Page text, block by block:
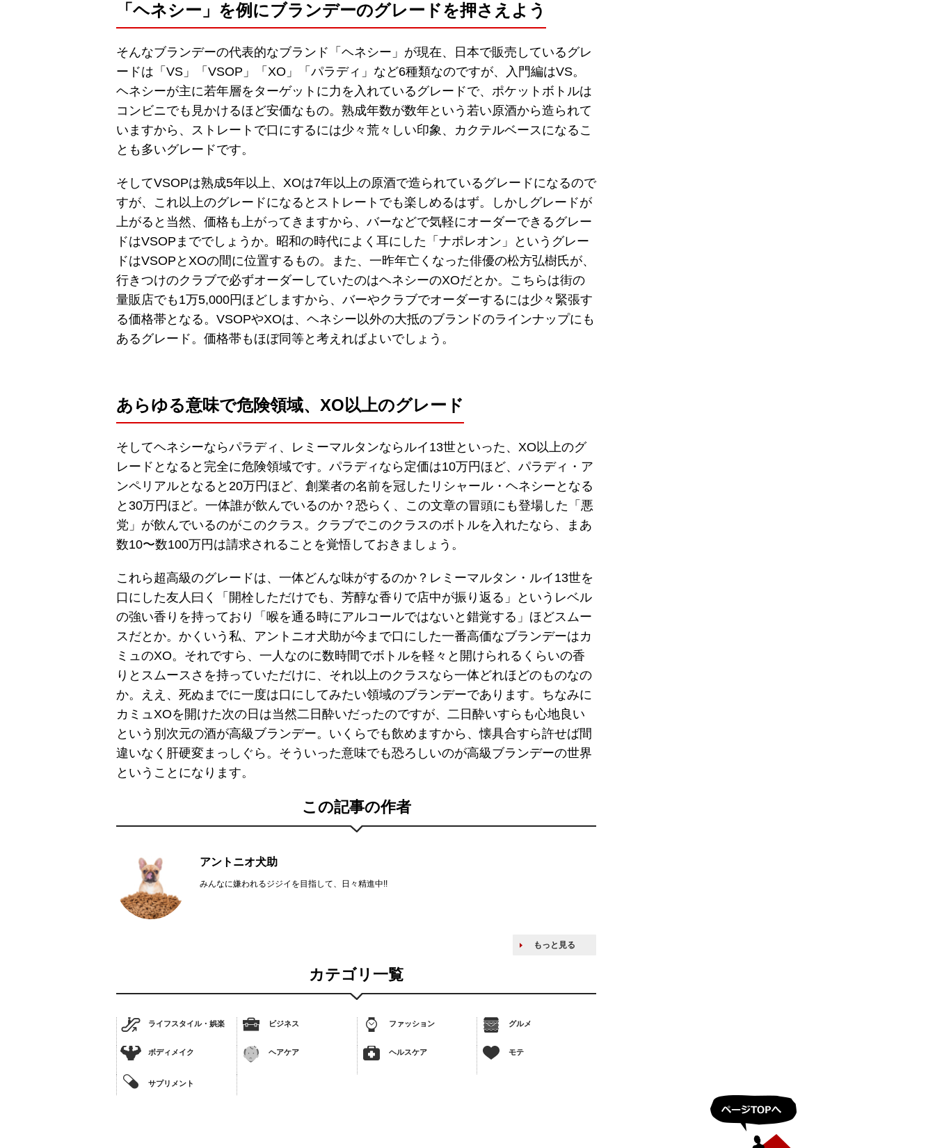
「ヘネシー」を例にブランデーのグレードを押さえよう
そんなブランデーの代表的なブランド「ヘネシー」が現在、日本で販売しているグレ
ードは「VS」「VSOP」「XO」「パラディ」など6種類なのですが、入門編はVS。
ヘネシーが主に若年層をターゲットに力を入れているグレードで、ポケットボトルは
コンビニでも見かけるほど安価なもの。熟成年数が数年という若い原酒から造られて
いますから、ストレートで口にするには少々荒々しい印象、カクテルベースになるこ
とも多いグレードです。
そしてVSOPは熟成5年以上、XOは7年以上の原酒で造られているグレードになるので
すが、これ以上のグレードになるとストレートでも楽しめるはず。しかしグレードが
上がると当然、価格も上がってきますから、バーなどで気軽にオーダーできるグレー
ドはVSOPまででしょうか。昭和の時代によく耳にした「ナポレオン」というグレー
ドはVSOPとXOの間に位置するもの。また、一昨年亡くなった俳優の松方弘樹氏が、
行きつけのクラブで必ずオーダーしていたのはヘネシーのXOだとか。こちらは街の
量販店でも1万5,000円ほどしますから、バーやクラブでオーダーするには少々緊張す
る価格帯となる。VSOPやXOは、ヘネシー以外の大抵のブランドのラインナップにも
あるグレード。価格帯もほぼ同等と考えればよいでしょう。
あらゆる意味で危険領域、XO以上のグレード
そしてヘネシーならパラディ、レミーマルタンならルイ13世といった、XO以上のグ
レードとなると完全に危険領域です。パラディなら定価は10万円ほど、パラディ・ア
ンペリアルとなると20万円ほど、創業者の名前を冠したリシャール・ヘネシーとなる
と30万円ほど。一体誰が飲んでいるのか？恐らく、この文章の冒頭にも登場した「悪
党」が飲んでいるのがこのクラス。クラブでこのクラスのボトルを入れたなら、まあ
数10〜数100万円は請求されることを覚悟しておきましょう。
これら超高級のグレードは、一体どんな味がするのか？レミーマルタン・ルイ13世を
口にした友人曰く「開栓しただけでも、芳醇な香りで店中が振り返る」というレベル
の強い香りを持っており「喉を通る時にアルコールではないと錯覚する」ほどスムー
スだとか。かくいう私、アントニオ犬助が今まで口にした一番高価なブランデーはカ
ミュのXO。それですら、一人なのに数時間でボトルを軽々と開けられるくらいの香
りとスムースさを持っていただけに、それ以上のクラスなら一体どれほどのものなの
か。ええ、死ぬまでに一度は口にしてみたい領域のブランデーであります。ちなみに
カミュXOを開けた次の日は当然二日酔いだったのですが、二日酔いすらも心地良い
という別次元の酒が高級ブランデー。いくらでも飲めますから、懐具合すら許せば間
違いなく肝硬変まっしぐら。そういった意味でも恐ろしいのが高級ブランデーの世界
ということになります。
この記事の作者
アントニオ犬助
みんなに嫌われるジジイを目指して、日々精進中!!
もっと見る
カテゴリ一覧
ライフスタイル・娯楽 ビジネス ファッション グルメ
ボディメイク ヘアケア ヘルスケア モテ
サプリメント